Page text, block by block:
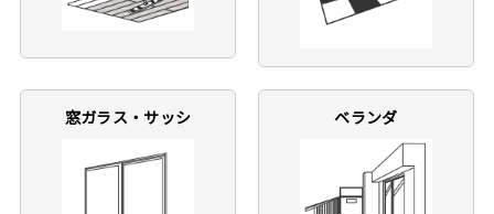
窓ガラス・サッシ ベランダ